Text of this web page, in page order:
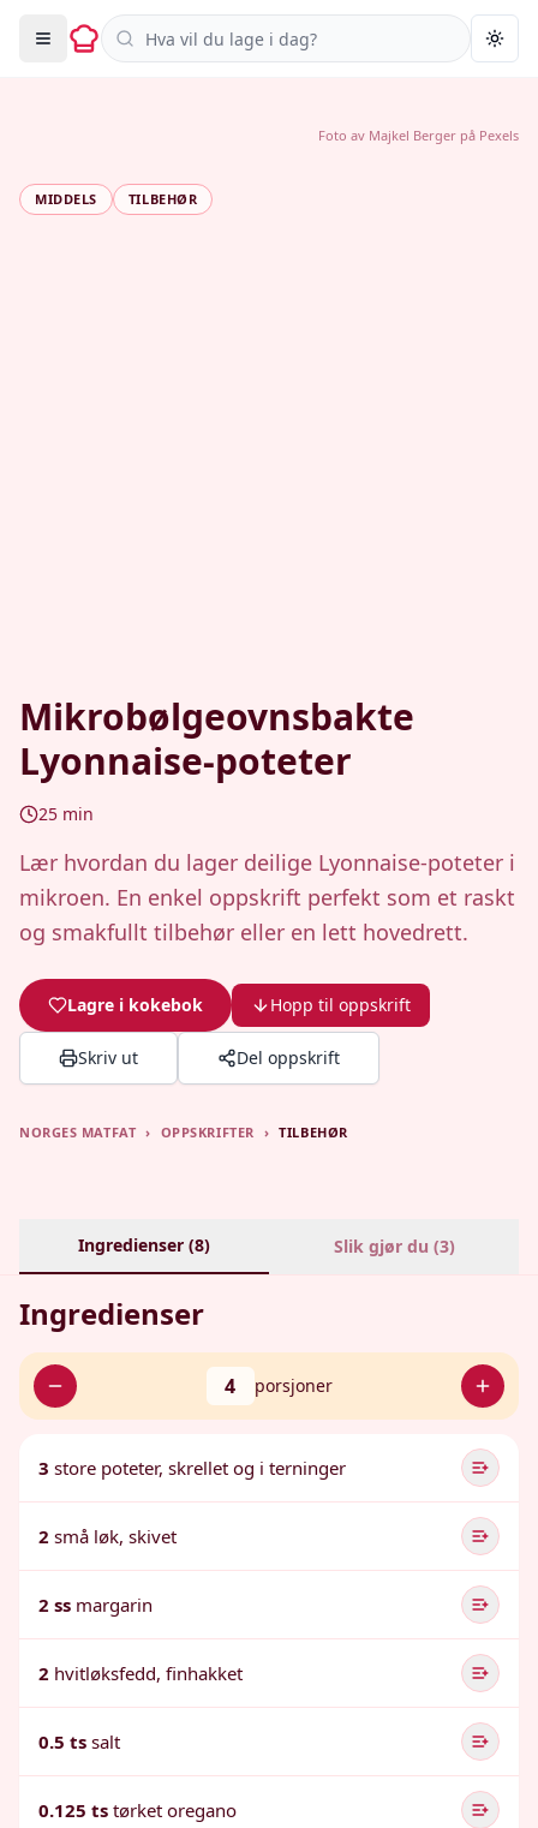
Søk i oppskrifter
MIDDELS TILBEHØR
Mikrobølgeovnsbakte
Lyonnaise-poteter
25 min
Lær hvordan du lager deilige Lyonnaise-poteter i
mikroen. En enkel oppskrift perfekt som et raskt
og smakfullt tilbehør eller en lett hovedrett.
Lagre i kokebok Hopp til oppskrift
Skriv ut Del oppskrift
Foto av Majkel Berger på Pexels
NORGES MATFAT › OPPSKRIFTER › TILBEHØR
Ingredienser (8) Slik gjør du (3)
Ingredienser
4 porsjoner
3 store poteter, skrellet og i terninger
2 små løk, skivet
2 ss margarin
2 hvitløksfedd, finhakket
0.5 ts salt
0.125 ts tørket oregano